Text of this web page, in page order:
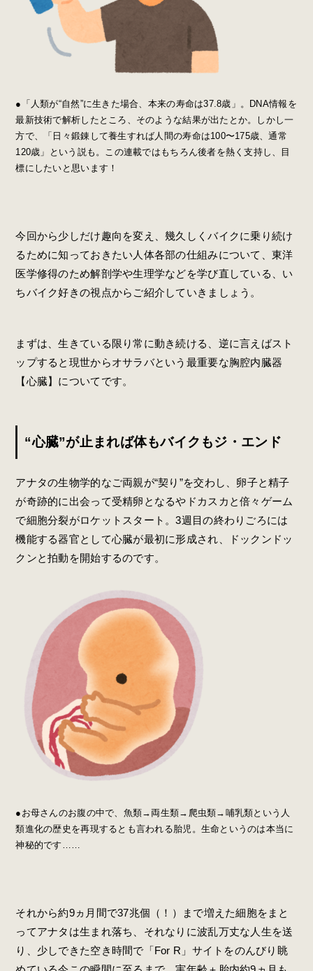
●「人類が“自然”に生きた場合、本来の寿命は37.8歳」。DNA情報を
最新技術で解析したところ、そのような結果が出たとか。しかし一
方で、「日々鍛錬して養生すれば人間の寿命は100〜175歳、通常
120歳」という説も。この連載ではもちろん後者を熱く支持し、目
標にしたいと思います！
今回から少しだけ趣向を変え、幾久しくバイクに乗り続け
るために知っておきたい人体各部の仕組みについて、東洋
医学修得のため解剖学や生理学などを学び直している、い
ちバイク好きの視点からご紹介していきましょう。
まずは、生きている限り常に動き続ける、逆に言えばスト
ップすると現世からオサラバという最重要な胸腔内臓器
【心臓】についてです。
“心臓”が止まれば体もバイクもジ・エンド
アナタの生物学的なご両親が“契り”を交わし、卵子と精子
が奇跡的に出会って受精卵となるやドカスカと倍々ゲーム
で細胞分裂がロケットスタート。3週目の終わりごろには
機能する器官として心臓が最初に形成され、ドックンドッ
クンと拍動を開始するのです。
●お母さんのお腹の中で、魚類→両生類→爬虫類→哺乳類という人
類進化の歴史を再現するとも言われる胎児。生命というのは本当に
神秘的です……
それから約9ヵ月間で37兆個（！）まで増えた細胞をまと
ってアナタは生まれ落ち、それなりに波乱万丈な人生を送
り、少しできた空き時間で「For R」サイトをのんびり眺